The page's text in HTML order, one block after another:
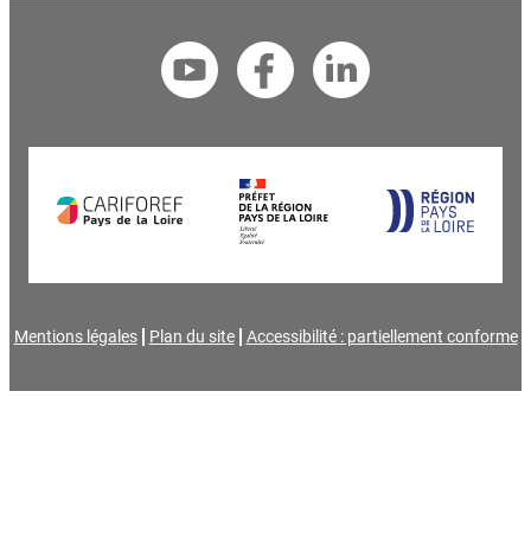
Mentions légales Plan du site Accessibilité : partiellement conforme